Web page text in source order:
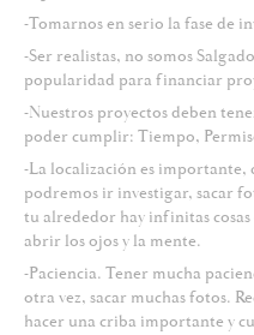
-Tomarnos en serio la fase de
-Ser realistas, no somos
popularidad para financiar
-Nuestros proyectos deben
poder cumplir: Tiempo,
-La localización es importante,
podremos ir investigar, sacar
tu alrededor hay infinitas cosas
abrir los ojos y la mente.
-Paciencia. Tener mucha
otra vez, sacar muchas fotos.
hacer una criba importante y